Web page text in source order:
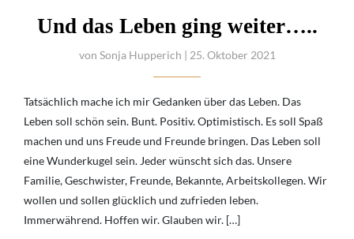
Und das Leben ging weiter…..
von Sonja Hupperich | 25. Oktober 2021
Tatsächlich mache ich mir Gedanken über das Leben. Das
Leben soll schön sein. Bunt. Positiv. Optimistisch. Es soll Spaß
machen und uns Freude und Freunde bringen. Das Leben soll
eine Wunderkugel sein. Jeder wünscht sich das. Unsere
Familie, Geschwister, Freunde, Bekannte, Arbeitskollegen. Wir
wollen und sollen glücklich und zufrieden leben.
Immerwährend. Hoffen wir. Glauben wir. […]